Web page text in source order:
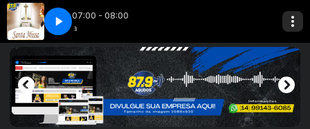
07:00 - 08:00
MissaMISSA APARECIDA